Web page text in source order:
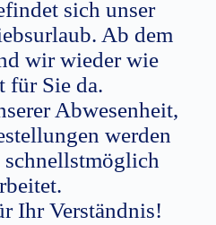
sich unser
Ab dem
wir wieder wie
für Sie da.
Abwesenheit,
werden
schnellstmöglich
Ihr Verständnis!